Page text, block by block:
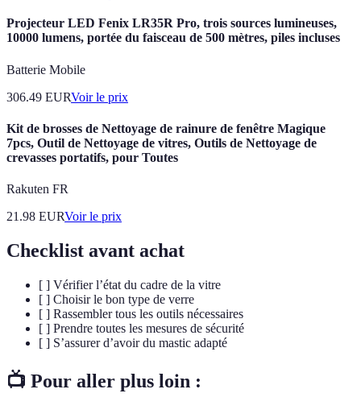
Projecteur LED Fenix LR35R Pro, trois sources lumineuses,
10000 lumens, portée du faisceau de 500 mètres, piles incluses
Batterie Mobile
306.49 EURVoir le prix
Kit de brosses de Nettoyage de rainure de fenêtre Magique
7pcs, Outil de Nettoyage de vitres, Outils de Nettoyage de
crevasses portatifs, pour Toutes
Rakuten FR
21.98 EURVoir le prix
Checklist avant achat
[ ] Vérifier l’état du cadre de la vitre
[ ] Choisir le bon type de verre
[ ] Rassembler tous les outils nécessaires
[ ] Prendre toutes les mesures de sécurité
[ ] S’assurer d’avoir du mastic adapté
📺 Pour aller plus loin :